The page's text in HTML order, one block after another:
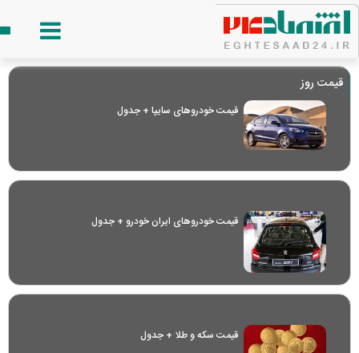
قیمت روز
قیمت خودرو‌های سایپا + جدول
قیمت خودرو‌های ایران خودرو + جدول
قیمت سکه و طلا + جدول